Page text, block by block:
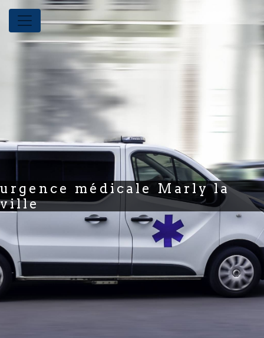
Panneau de gestion des cookies
urgence médicale Marly la
ville